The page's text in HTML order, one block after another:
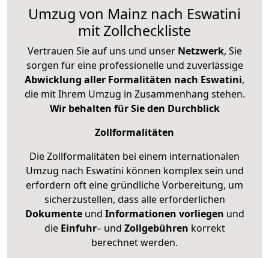
Umzug von Mainz nach Eswatini
mit Zollcheckliste
Vertrauen Sie auf uns und unser Netzwerk, Sie
sorgen für eine professionelle und zuverlässige
Abwicklung aller Formalitäten nach Eswatini,
die mit Ihrem Umzug in Zusammenhang stehen.
Wir behalten für Sie den Durchblick
Zollformalitäten
Die Zollformalitäten bei einem internationalen
Umzug nach Eswatini können komplex sein und
erfordern oft eine gründliche Vorbereitung, um
sicherzustellen, dass alle erforderlichen
Dokumenteund Informationen vorliegen und
die Einfuhr– und Zollgebühren korrekt
berechnet werden.